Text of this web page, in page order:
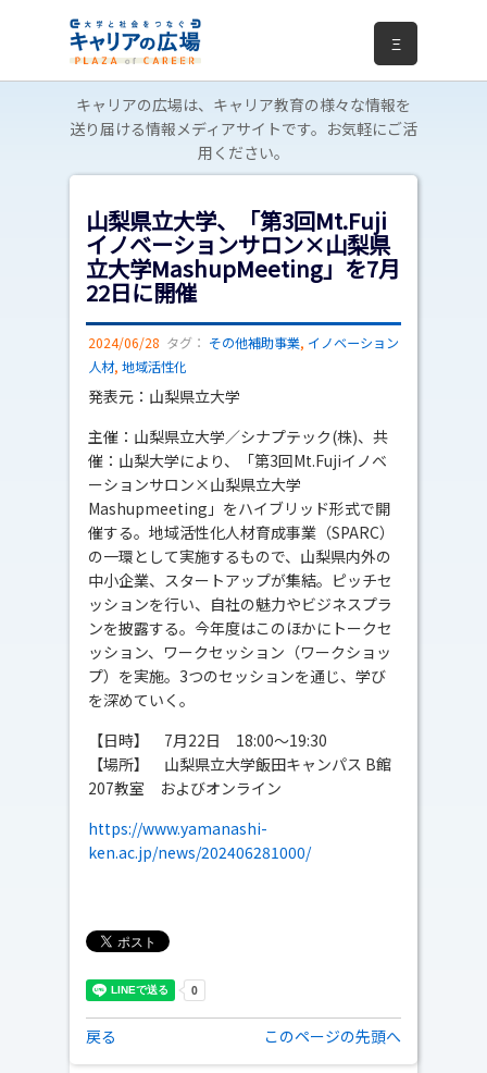
Ξ
キャリアの広場は、キャリア教育の様々な情報を
送り届ける情報メディアサイトです。お気軽にご活
用ください。
山梨県立大学、「第3回Mt.Fuji
イノベーションサロン×山梨県
立大学MashupMeeting」を7月
22日に開催
2024/06/28 タグ： その他補助事業, イノベーション
人材, 地域活性化
発表元：山梨県立大学
主催：山梨県立大学／シナプテック(株)、共
催：山梨大学により、「第3回Mt.Fujiイノベ
ーションサロン×山梨県立大学
Mashupmeeting」をハイブリッド形式で開
催する。地域活性化人材育成事業（SPARC）
の一環として実施するもので、山梨県内外の
中小企業、スタートアップが集結。ピッチセ
ッションを行い、自社の魅力やビジネスプラ
ンを披露する。今年度はこのほかにトークセ
ッション、ワークセッション（ワークショッ
プ）を実施。3つのセッションを通じ、学び
を深めていく。
【日時】 7月22日 18:00～19:30
【場所】 山梨県立大学飯田キャンパス B館
207教室 およびオンライン
https://www.yamanashi-
ken.ac.jp/news/202406281000/
戻る このページの先頭へ